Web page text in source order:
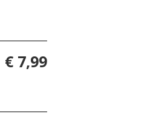
€ 7,99